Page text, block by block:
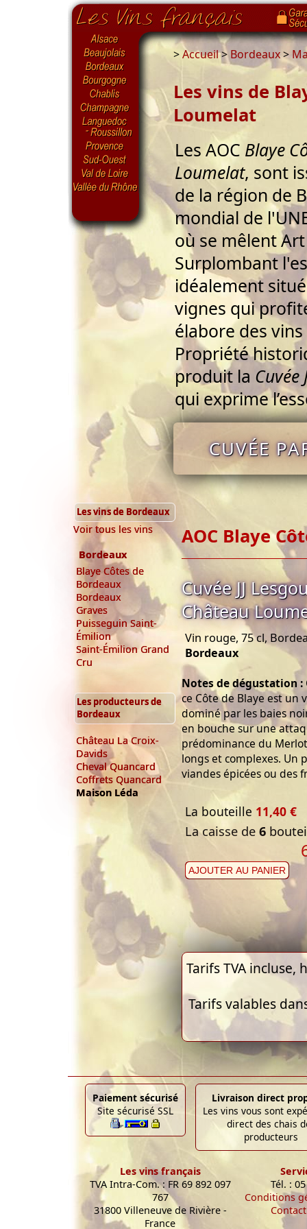
>Accueil>Bordeaux>
Les vins de
Loumelat
Les AOC Blaye
Loumelat, sont
de la région de
mondial de
où se mêlent
Surplombant
idéalement
vignes qui
élabore des
Propriété
produit la Cuvée
qui exprime
CUVÉE
Les vins de Bordeaux
Voir tous les vins
Bordeaux
Blaye Côtes de
Bordeaux
Bordeaux
Graves
Puisseguin Saint-
Émilion
Saint-Émilion Grand
Cru
Les producteurs de
Bordeaux
Château La Croix-
Davids
Cheval Quancard
Coffrets Quancard
Maison Léda
AOC Blaye
Cuvée JJ
Château
Vin rouge, 75 cl,
Bordeaux
Notes de dégustation :
ce Côte de Blaye est un
dominé par les baies
en bouche sur une
prédominance du
longs et complexes. Un
viandes épicées ou des
La bouteille 11,40 €
La caisse de 6
AJOUTER AU PANIER
Tarifs TVA
Tarifs valables
Paiement sécurisé
Site sécurisé SSL
Livraison direct
Les vins vous sont
direct des chais
producteurs
Les vins français
TVA Intra-Com. : FR 69 892 097
767
31800 Villeneuve de Rivière -
France
Tél. :
Conditions
Contact